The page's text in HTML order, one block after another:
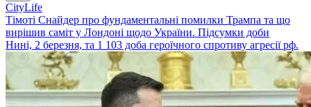
CityLife
Тімоті Снайдер про фундаментальні помилки Трампа та що
вирішив саміт у Лондоні щодо України. Підсумки доби
Нині, 2 березня, та 1 103 доба героїчного спротиву агресії рф.